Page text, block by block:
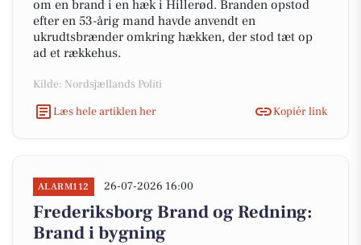
om en brand i en hæk i Hillerød. Branden opstod
efter en 53-årig mand havde anvendt en
ukrudtsbrænder omkring hækken, der stod tæt op
ad et rækkehus.
Kilde: Nordsjællands Politi
Læs hele artiklen her
Kopiér link
ALARM112 26-07-2026 16:00
Frederiksborg Brand og Redning:
Brand i bygning